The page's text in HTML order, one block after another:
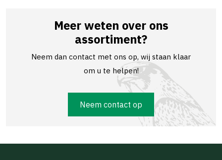
Meer weten over ons
assortiment?
Neem dan contact met ons op, wij staan klaar
om u te helpen!
Neem contact op